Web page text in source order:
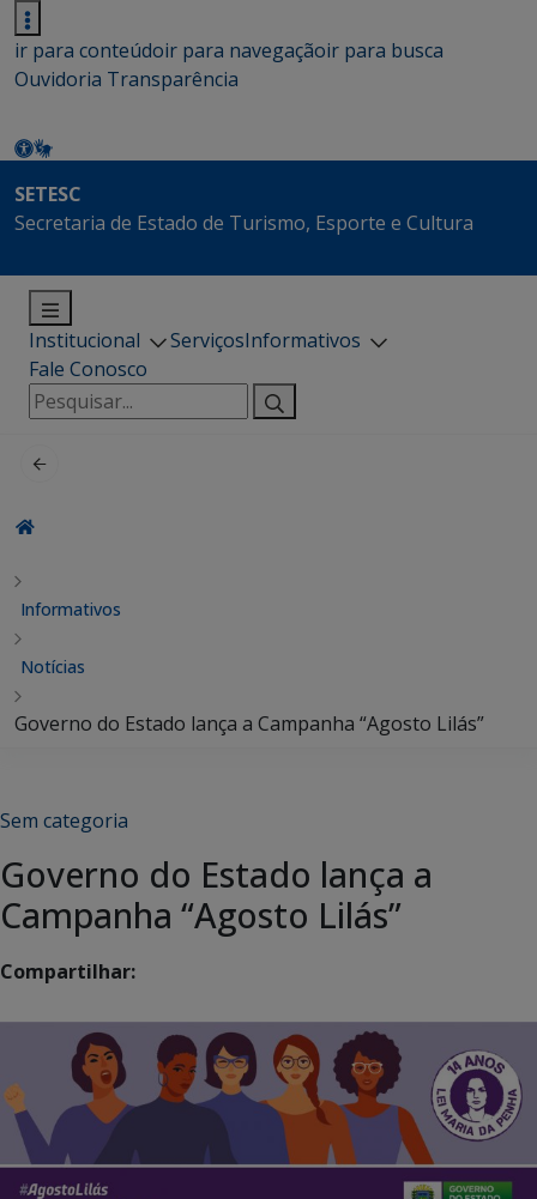
ir para conteúdoir para navegaçãoir para busca
Ouvidoria Transparência
SETESC
Secretaria de Estado de Turismo, Esporte e Cultura
Institucional ServiçosInformativos
Fale Conosco
Pesquisar
por:
Informativos
Notícias
Governo do Estado lança a Campanha “Agosto Lilás”
Sem categoria
Governo do Estado lança a
Campanha “Agosto Lilás”
Compartilhar: